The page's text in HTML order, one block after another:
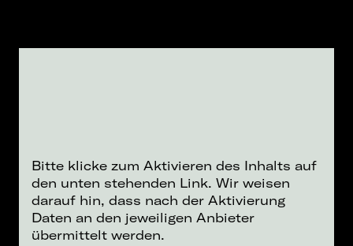
Bitte klicke zum Aktivieren des Inhalts auf
den unten stehenden Link. Wir weisen
darauf hin, dass nach der Aktivierung
Daten an den jeweiligen Anbieter
übermittelt werden.